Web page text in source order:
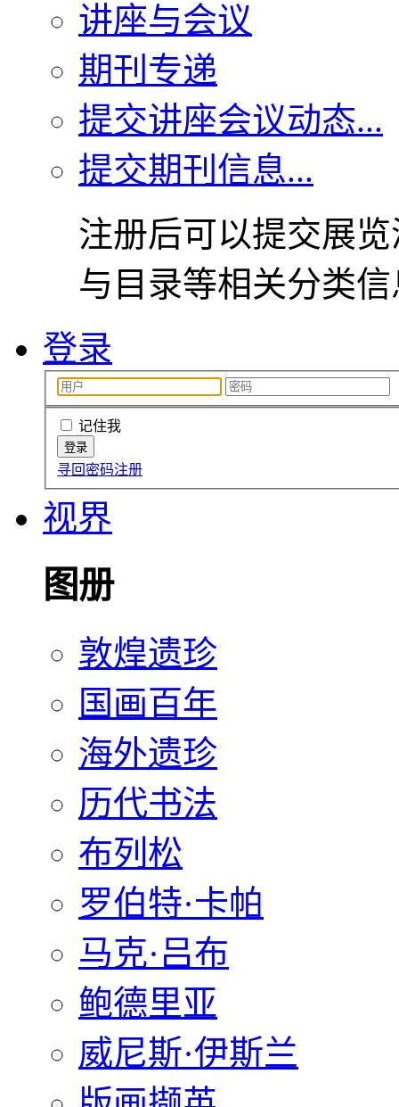
讲座与会议
期刊专递
提交讲座会议动态...
提交期刊信息...
注册后可以提交展
与目录等相关分类
登录
记住我
寻回密码注册
视界
图册
敦煌遗珍
国画百年
海外遗珍
历代书法
布列松
罗伯特·卡帕
马克·吕布
鲍德里亚
威尼斯·伊斯兰